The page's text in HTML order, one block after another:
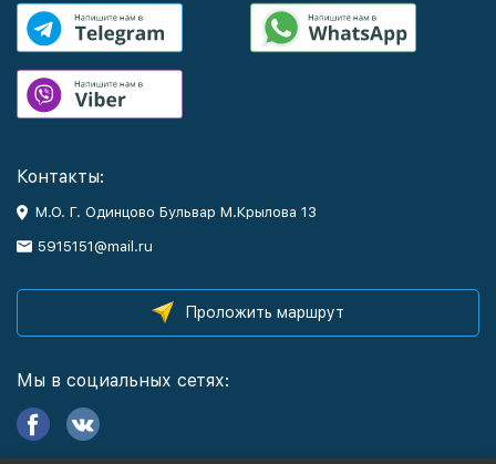
Контакты:
М.О. Г. Одинцово Бульвар М.Крылова 13
5915151@mail.ru
Проложить маршрут
Мы в социальных сетях: